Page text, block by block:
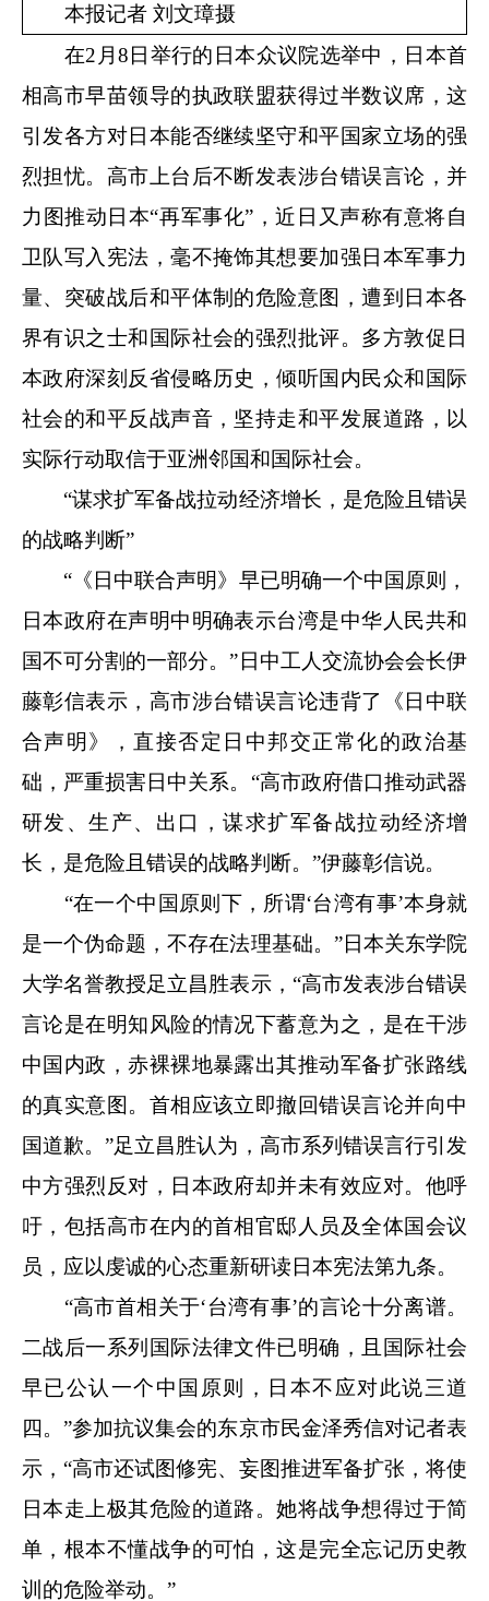
本报记者 刘文璋摄
在2月8日举行的日本众议院选举中，日本首
相高市早苗领导的执政联盟获得过半数议席，这
引发各方对日本能否继续坚守和平国家立场的强
烈担忧。高市上台后不断发表涉台错误言论，并
力图推动日本“再军事化”，近日又声称有意将自
卫队写入宪法，毫不掩饰其想要加强日本军事力
量、突破战后和平体制的危险意图，遭到日本各
界有识之士和国际社会的强烈批评。多方敦促日
本政府深刻反省侵略历史，倾听国内民众和国际
社会的和平反战声音，坚持走和平发展道路，以
实际行动取信于亚洲邻国和国际社会。
“谋求扩军备战拉动经济增长，是危险且错误
的战略判断”
“《日中联合声明》早已明确一个中国原则，
日本政府在声明中明确表示台湾是中华人民共和
国不可分割的一部分。”日中工人交流协会会长伊
藤彰信表示，高市涉台错误言论违背了《日中联
合声明》，直接否定日中邦交正常化的政治基
础，严重损害日中关系。“高市政府借口推动武器
研发、生产、出口，谋求扩军备战拉动经济增
长，是危险且错误的战略判断。”伊藤彰信说。
“在一个中国原则下，所谓‘台湾有事’本身就
是一个伪命题，不存在法理基础。”日本关东学院
大学名誉教授足立昌胜表示，“高市发表涉台错误
言论是在明知风险的情况下蓄意为之，是在干涉
中国内政，赤裸裸地暴露出其推动军备扩张路线
的真实意图。首相应该立即撤回错误言论并向中
国道歉。”足立昌胜认为，高市系列错误言行引发
中方强烈反对，日本政府却并未有效应对。他呼
吁，包括高市在内的首相官邸人员及全体国会议
员，应以虔诚的心态重新研读日本宪法第九条。
“高市首相关于‘台湾有事’的言论十分离谱。
二战后一系列国际法律文件已明确，且国际社会
早已公认一个中国原则，日本不应对此说三道
四。”参加抗议集会的东京市民金泽秀信对记者表
示，“高市还试图修宪、妄图推进军备扩张，将使
日本走上极其危险的道路。她将战争想得过于简
单，根本不懂战争的可怕，这是完全忘记历史教
训的危险举动。”